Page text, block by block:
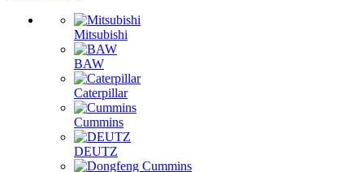
Mitsubishi
BAW
Caterpillar
Cummins
DEUTZ